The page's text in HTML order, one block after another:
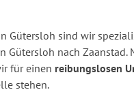
Gütersloh sind wir
Gütersloh nach Zaanstad.
für einen reibungslosen
stehen.